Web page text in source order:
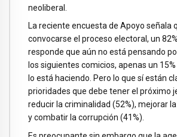
neoliberal.
La reciente encuesta de Apoyo señala
convocarse el proceso electoral, un
responde que aún no está pensando
los siguientes comicios, apenas un
lo está haciendo. Pero lo que sí están
prioridades que debe tener el próximo
reducir la criminalidad (52%), mejorar
y combatir la corrupción (41%).